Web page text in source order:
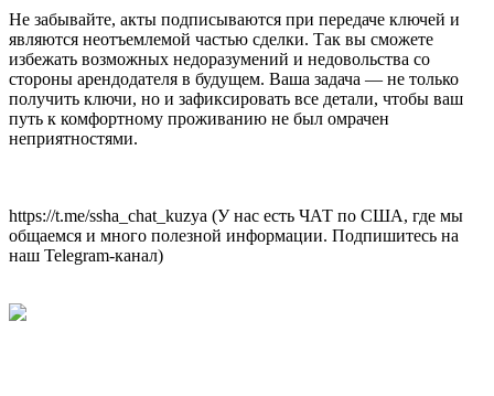
Не забывайте, акты подписываются при передаче ключей и
являются неотъемлемой частью сделки. Так вы сможете
избежать возможных недоразумений и недовольства со
стороны арендодателя в будущем. Ваша задача — не только
получить ключи, но и зафиксировать все детали, чтобы ваш
путь к комфортному проживанию не был омрачен
неприятностями.
https://t.me/ssha_chat_kuzya (У нас есть ЧАТ по США, где мы
общаемся и много полезной информации. Подпишитесь на
наш Telegram-канал)